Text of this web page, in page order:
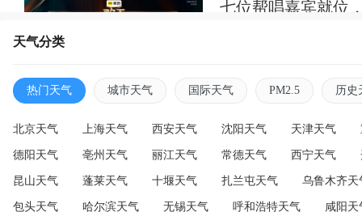
七位帮唱嘉宾就位
2026-08-07
天气分类
热门天气 城市天气 国际天气 PM2.5 历史
北京天气 上海天气 西安天气 沈阳天气 天津天气
德阳天气 亳州天气 丽江天气 常德天气 西宁天气
昆山天气 蓬莱天气 十堰天气 扎兰屯天气 乌鲁木齐天
包头天气 哈尔滨天气 无锡天气 呼和浩特天气 咸阳天